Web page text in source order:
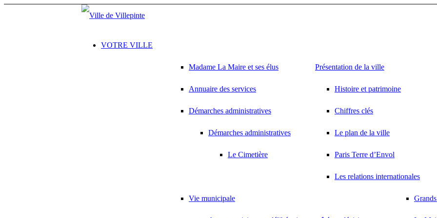
VOTRE VILLE
Madame La Maire et ses élus
Annuaire des services
Démarches administratives
Démarches administratives
Le Cimetière
Présentation de la ville
Histoire et patrimoine
Chiffres clés
Le plan de la ville
Paris Terre d’Envol
Les relations internationales
Vie municipale